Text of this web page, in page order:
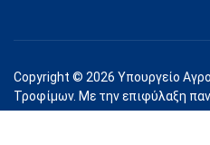
Copyright © 2026 Υπουργείο
Τροφίμων. Με την επιφύλαξη